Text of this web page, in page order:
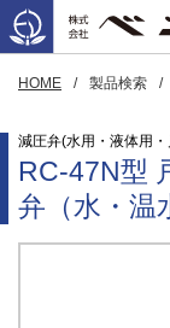
HOME 製品検索
減圧弁(水用・液体用
RC-47N型
弁（水・温